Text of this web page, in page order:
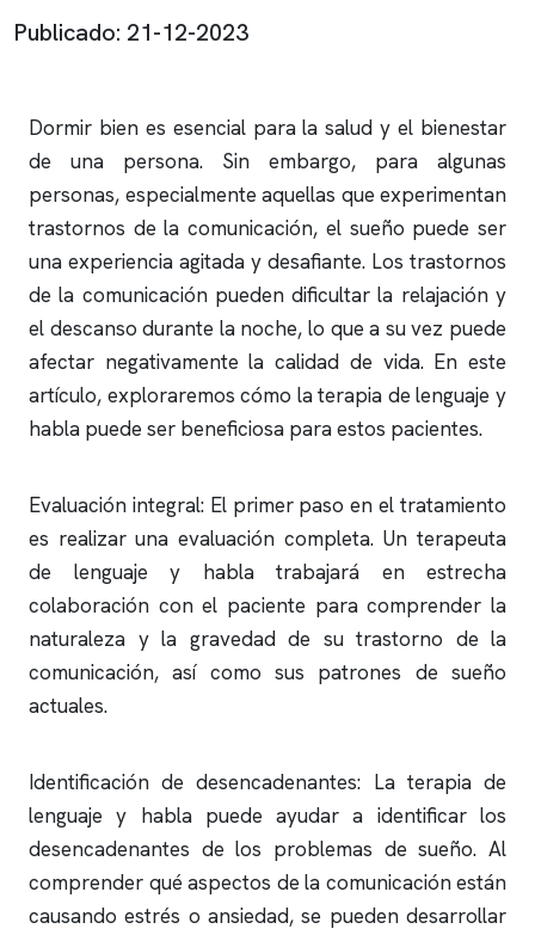
Publicado: 21-12-2023
Dormir bien es esencial para la salud y el bienestar
de una persona. Sin embargo, para algunas
personas, especialmente aquellas que experimentan
trastornos de la comunicación, el sueño puede ser
una experiencia agitada y desafiante. Los trastornos
de la comunicación pueden dificultar la relajación y
el descanso durante la noche, lo que a su vez puede
afectar negativamente la calidad de vida. En este
artículo, exploraremos cómo la terapia de lenguaje y
habla puede ser beneficiosa para estos pacientes.
Evaluación integral: El primer paso en el tratamiento
es realizar una evaluación completa. Un terapeuta
de lenguaje y habla trabajará en estrecha
colaboración con el paciente para comprender la
naturaleza y la gravedad de su trastorno de la
comunicación, así como sus patrones de sueño
actuales.
Identificación de desencadenantes: La terapia de
lenguaje y habla puede ayudar a identificar los
desencadenantes de los problemas de sueño. Al
comprender qué aspectos de la comunicación están
causando estrés o ansiedad, se pueden desarrollar